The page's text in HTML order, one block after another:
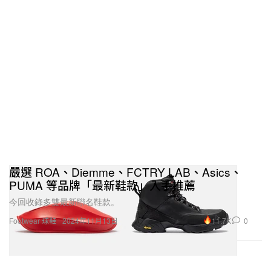
Footwear 球鞋
嚴選 ROA、Diemme、FCTRY LAB、Asics、
PUMA 等品牌「最新鞋款」入手推薦
今回收錄多雙最新聯名鞋款。
2024年11月13日 11.7K 0